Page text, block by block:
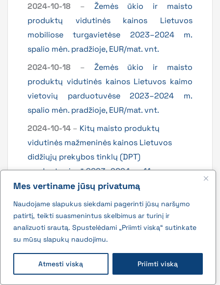
Mes vertiname jūsų privatumą
Naudojame slapukus siekdami pagerinti jūsų naršymo
patirtį, teikti suasmenintus skelbimus ar turinį ir
analizuoti srautą. Spustelėdami „Priimti viską“ sutinkate
su mūsų slapukų naudojimu.
Atmesti viską Priimti viską
2024-10-18 – Žemės ūkio ir maisto
produktų vidutinės kainos Lietuvos
mobiliose turgavietėse 2023–2024 m.
spalio mėn. pradžioje, EUR/mat. vnt.
2024-10-18 – Žemės ūkio ir maisto
produktų vidutinės kainos Lietuvos kaimo
vietovių parduotuvėse 2023–2024 m.
spalio mėn. pradžioje, EUR/mat. vnt.
2024-10-14 – Kitų maisto produktų
vidutinės mažmeninės kainos Lietuvos
didžiųjų prekybos tinklų (DPT)
parduotuvėse* 2023–2024 m. 41 sav.
(2023-10-13–2024-10-11)
2024-10-14–Pieno produktų vidutinės
mažmeninės kainos Lietuvos didžiųjų
prekybos tinklų (DPT) parduotuvėse*
2023–2024 m. 41 sav. (2023-10-13–2024-
10-11)